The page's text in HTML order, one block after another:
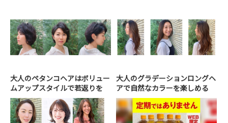
大人のペタンコヘアはボリュー
ムアップスタイルで若返りを
大人のグラデーションロングヘ
アで自然なカラーを楽しめる